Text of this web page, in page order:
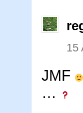
15
JMF
…